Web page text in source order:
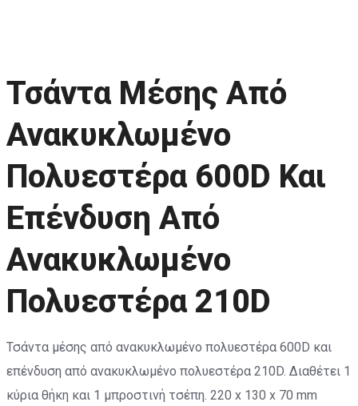
Τσάντα Μέσης Από
Ανακυκλωμένο
Πολυεστέρα 600D Και
Επένδυση Από
Ανακυκλωμένο
Πολυεστέρα 210D
Τσάντα μέσης από ανακυκλωμένο πολυεστέρα 600D και
επένδυση από ανακυκλωμένο πολυεστέρα 210D. Διαθέτει 1
κύρια θήκη και 1 μπροστινή τσέπη. 220 x 130 x 70 mm